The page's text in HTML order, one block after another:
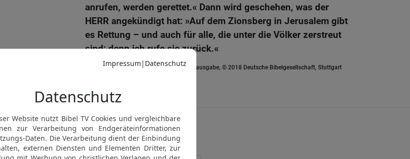
anrufen, werden gerettet.« Dann wird geschehen, was der
HERR angekündigt hat: »Auf dem Zionsberg in Jerusalem gibt
es Rettung – und auch für alle, die unter die Völker zerstreut
sind; denn ich rufe sie zurück.«
Gute Nachricht Bibel, durchgesehene Neuausgabe, © 2018 Deutsche Bibelgesellschaft, Stuttgart
Möchtest du uns Feedback geben?
Bewertung der Bibelthek